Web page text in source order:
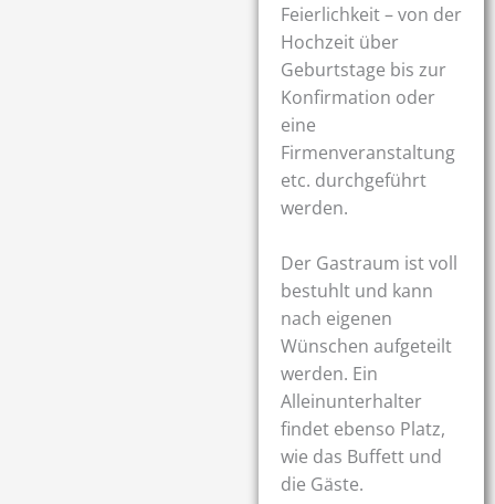
Feierlichkeit – von der
Hochzeit über
Geburtstage bis zur
Konfirmation oder
eine
Firmenveranstaltung
etc. durchgeführt
werden.
Der Gastraum ist voll
bestuhlt und kann
nach eigenen
Wünschen aufgeteilt
werden. Ein
Alleinunterhalter
findet ebenso Platz,
wie das Buffett und
die Gäste.